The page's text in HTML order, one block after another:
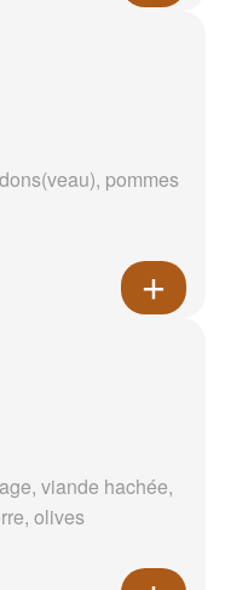
pommes
viande hachée,
olives